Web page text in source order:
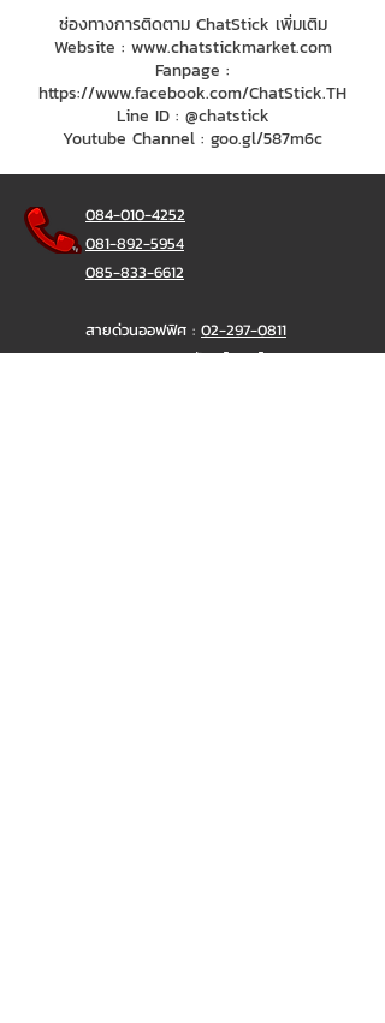
ช่องทางการติดตาม ChatStick เพิ่มเติม
Website : www.chatstickmarket.com
Fanpage :
https://www.facebook.com/ChatStick.TH
Line ID : @chatstick
Youtube Channel : goo.gl/587m6c
084-010-4252
081-892-5954
085-833-6612
สายด่วนออฟฟิศ : 02-297-0811
034-900-165( จันทร์-ศุกร์)